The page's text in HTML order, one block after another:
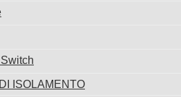
ISOLAMENTO